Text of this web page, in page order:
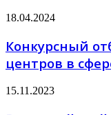
18.04.2024
Конкурсный
центров в
15.11.2023